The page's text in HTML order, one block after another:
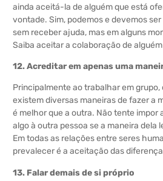
ainda aceitá-la de alguém que está
vontade. Sim, podemos e devemos
sem receber ajuda, mas em alguns
Saiba aceitar a colaboração de
12. Acreditar em apenas uma
Principalmente ao trabalhar em grupo,
existem diversas maneiras de fazer a
é melhor que a outra. Não tente impor
algo à outra pessoa se a maneira dela
Em todas as relações entre seres
prevalecer é a aceitação das
13. Falar demais de si próprio